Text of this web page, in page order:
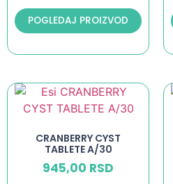
POGLEDAJ PROIZVOD
CRANBERRY CYST
TABLETE A/30
945,00 RSD